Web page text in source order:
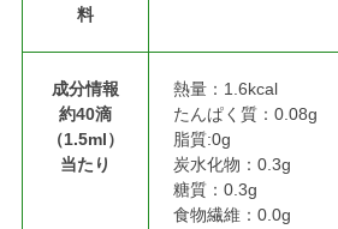
料
成分情報
約40滴
（1.5ml）
当たり
熱量：1.6kcal
たんぱく質：0.08g
脂質:0g
炭水化物：0.3g
糖質：0.3g
食物繊維：0.0g